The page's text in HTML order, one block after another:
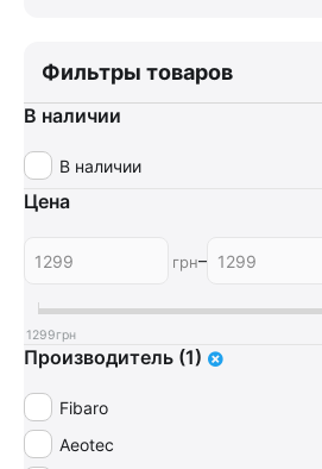
Фильтры товаров
В наличии
В наличии
Цена
грн–
1299грн
Производитель (1)
Fibaro
Aeotec